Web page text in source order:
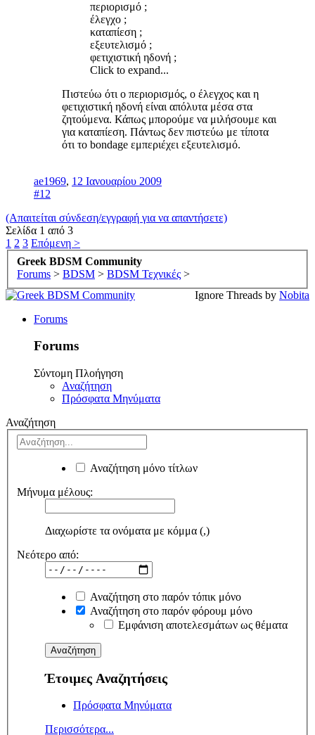
περιορισμό ;
έλεγχο ;
καταπίεση ;
εξευτελισμό ;
φετιχιστική ηδονή ;
Click to expand...
Πιστεύω ότι ο περιορισμός, ο έλεγχος και η
φετιχιστική ηδονή είναι απόλυτα μέσα στα
ζητούμενα. Κάπως μπορούμε να μιλήσουμε και
για καταπίεση. Πάντως δεν πιστεύω με τίποτα
ότι το bondage εμπεριέχει εξευτελισμό.
ae1969, 12 Ιανουαρίου 2009
#12
(Απαιτείται σύνδεση/εγγραφή για να απαντήσετε)
Σελίδα 1 από 3
1 2 3 Επόμενη >
Greek BDSM Community
Forums > BDSM > BDSM Τεχνικές >
Ignore Threads by Nobita
Forums
Forums
Σύντομη Πλοήγηση
Αναζήτηση
Πρόσφατα Μηνύματα
Αναζήτηση
Αναζήτηση μόνο τίτλων
Μήνυμα μέλους:
Διαχωρίστε τα ονόματα με κόμμα (,)
Νεότερο από:
Αναζήτηση στο παρόν τόπικ μόνο
Αναζήτηση στο παρόν φόρουμ μόνο
Εμφάνιση αποτελεσμάτων ως θέματα
Έτοιμες Αναζητήσεις
Πρόσφατα Μηνύματα
Περισσότερα...